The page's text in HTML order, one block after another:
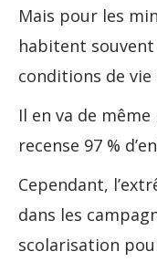
Mais pour les
habitent souvent
conditions de
Il en va de
recense 97 %
Cependant,
dans les
scolarisation